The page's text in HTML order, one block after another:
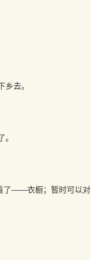
去。
——衣橱；暂时可以对